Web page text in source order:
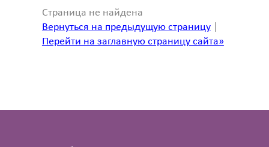
Страница не найдена
Вернуться на предыдущую страницу|
Перейти на заглавную страницу сайта»